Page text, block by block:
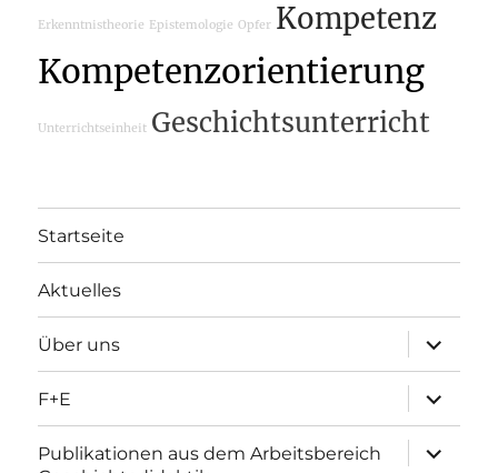
Erkenntnistheorie Epistemologie Opfer Kompetenz
Kompetenzorientierung
Unterrichtseinheit Geschichtsunterricht
Startseite
Aktuelles
Über uns
öffnen
F+E
öffnen
Publikationen aus dem Arbeitsbereich
öffnen